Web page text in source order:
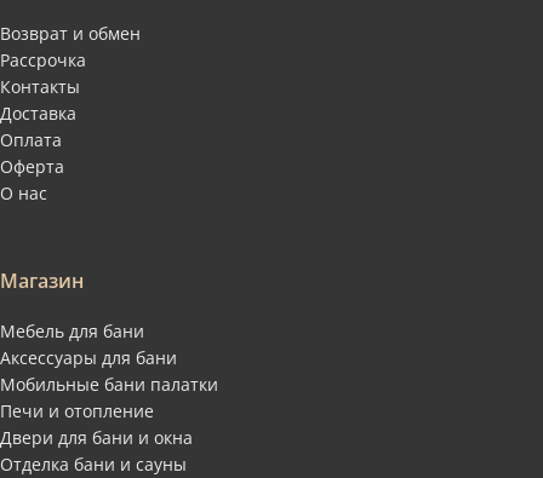
Возврат и обмен
Рассрочка
Контакты
Доставка
Оплата
Оферта
О нас
Магазин
Мебель для бани
Аксессуары для бани
Мобильные бани палатки
Печи и отопление
Двери для бани и окна
Отделка бани и сауны